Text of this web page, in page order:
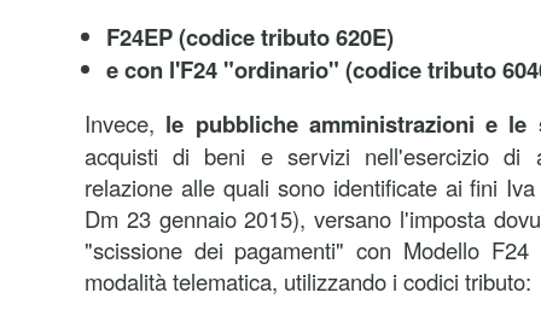
F24EP (codice tributo 620E)
e con l'F24 "ordinario" (codice tributo
Invece, le pubbliche amministrazioni e le
acquisti di beni e servizi nell'esercizio di
relazione alle quali sono identificate ai fini
Dm 23 gennaio 2015), versano l'imposta
"scissione dei pagamenti" con Modello
modalità telematica, utilizzando i codici tributo: